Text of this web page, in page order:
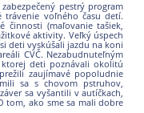
pestrý program
trávenie voľného času detí.
činnosti (maľovanie tašiek,
aktivity. Veľký úspech
deti vyskúšali jazdu na koni
CVČ. Nezabudnuteľným
deti poznávali okolitú
zaujímavé popoludnie
sa s chovom pstruhov,
sa vyšantili v autíčkach,
tom, ako sme sa mali dobre